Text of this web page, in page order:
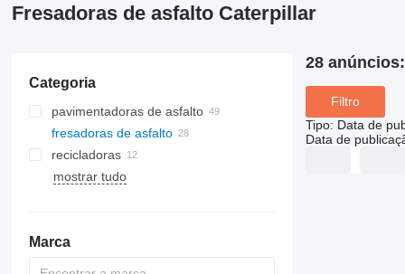
Fresadoras de asfalto Caterpillar
Categoria
pavimentadoras de asfalto
pavimentadoras de rastos
pavimentadoras de rodas
fresadoras de asfalto
recicladoras
mostrar tudo
Marca
28
Filtro
Tipo: Data de
Data de